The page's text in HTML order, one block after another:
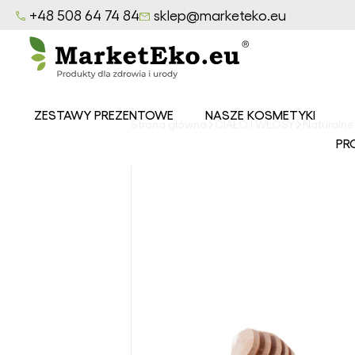
+48 508 64 74 84 sklep@marketeko.eu
ZESTAWY PREZENTOWE
NASZE KOSMETYKI
Seria
Strona główna CIAŁO I WŁOSY Naturalne